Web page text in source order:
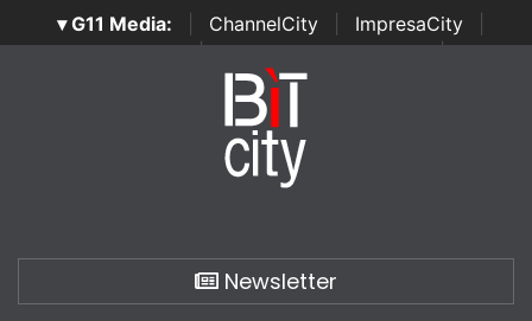
▾ G11 Media: ChannelCity ImpresaCity
SecurityOpenLab | Italian Channel Awards | Italian
Italian Security Awards
Newsletter